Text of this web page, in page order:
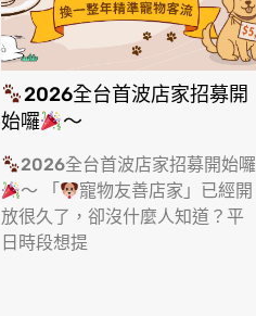
2026全台首波店家招募開
始囉
～
2026全台首波店家招募開始囉
～ 「
寵物友善店家」已經開
放很久了，卻沒什麼人知道？平
日時段想提